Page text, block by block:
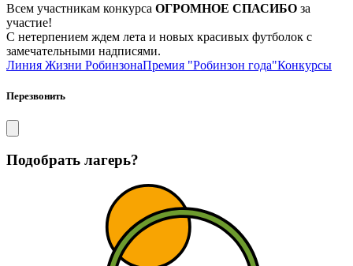
Всем участникам конкурса ОГРОМНОЕ СПАСИБО за
участие!
С нетерпением ждем лета и новых красивых футболок с
замечательными надписями.
Линия Жизни РобинзонаПремия "Робинзон года"Конкурсы
Перезвонить
Подобрать лагерь?